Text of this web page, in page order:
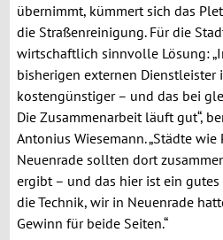
übernimmt, kümmert sich das
die Straßenreinigung. Für die
wirtschaftlich sinnvolle Lösung:
bisherigen externen Dienstleister
kostengünstiger – und das bei
Die Zusammenarbeit läuft gut“,
Antonius Wiesemann. „Städte
Neuenrade sollten dort
ergibt – und das hier ist ein
die Technik, wir in Neuenrade
Gewinn für beide Seiten.“